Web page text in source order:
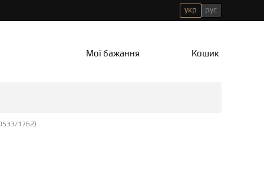
укр рус
Мої бажання Кошик
1762)